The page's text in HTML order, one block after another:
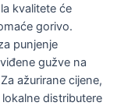
kvalitete će
gorivo.
punjenje
gužve na
ažurirane cijene,
distributere